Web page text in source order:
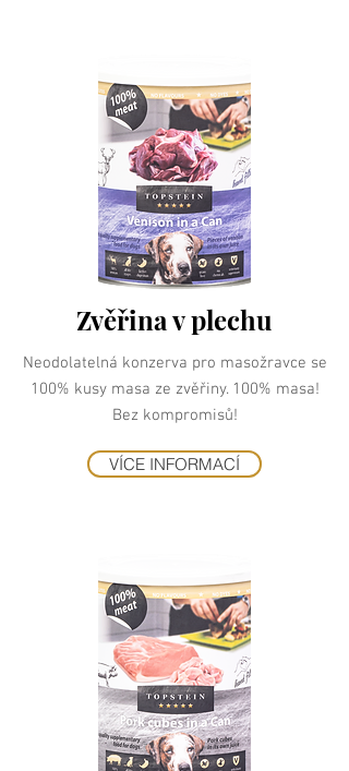
Zvěřina v plechu
Neodolatelná konzerva pro masožravce se
100% kusy masa ze zvěřiny. 100% masa!
Bez kompromisů!
VÍCE INFORMACÍ